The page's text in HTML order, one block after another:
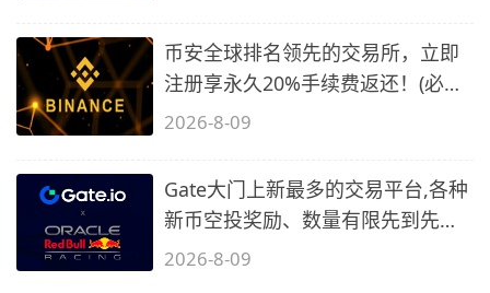
币安全球排名领先的交易所，立即
注册享永久20%手续费返还！(必备
2)
2026-8-09
Gate大门上新最多的交易平台,各种
新币空投奖励、数量有限先到先
得…
2026-8-09